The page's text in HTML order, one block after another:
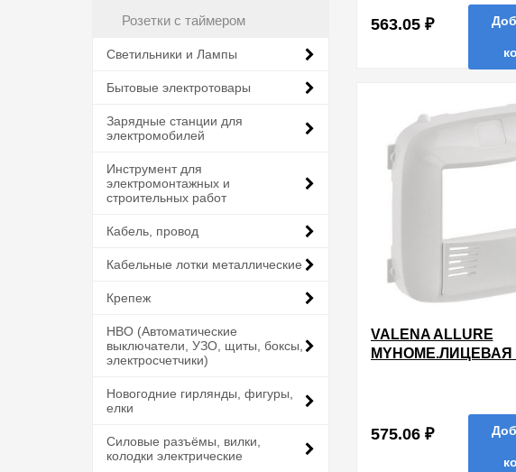
Розетки с таймером
Светильники и Лампы
Бытовые электротовары
Зарядные станции для
электромобилей
Инструмент для
электромонтажных и
строительных работ
Кабель, провод
Кабельные лотки металлические
Крепеж
НВО (Автоматические
выключатели, УЗО, щиты, боксы,
электросчетчики)
Новогодние гирлянды, фигуры,
елки
Силовые разъёмы, вилки,
колодки электрические
563.05 ₽
VALENA ALLURE
575.06 ₽